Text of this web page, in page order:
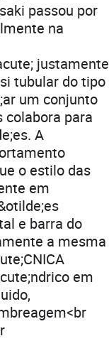
passou por
na
justamente
tubular do tipo
um conjunto
para
A
o estilo das
em
e barra do
a mesma
em